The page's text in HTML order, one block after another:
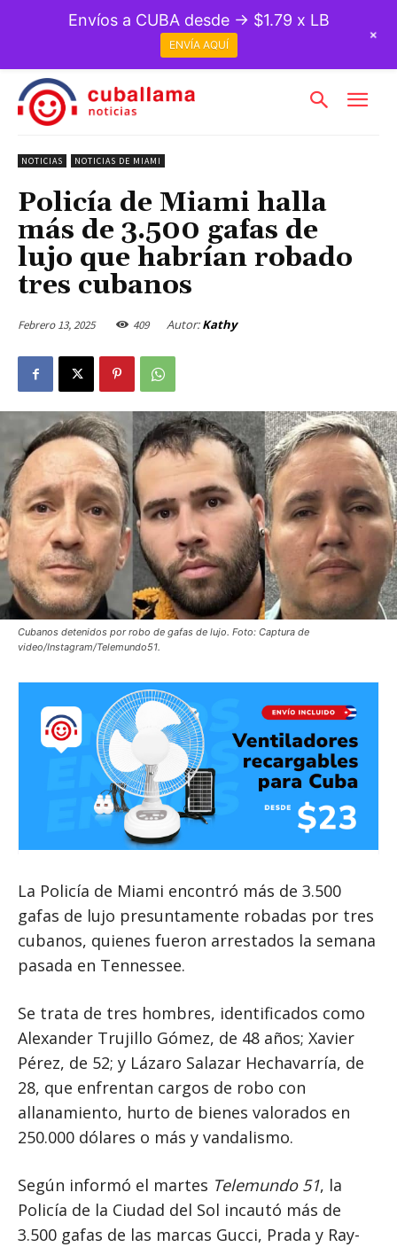
NOTICIAS NOTICIAS DE MIAMI
Policía de Miami halla
más de 3.500 gafas de
lujo que habrían robado
tres cubanos
Febrero 13, 2025 409 Autor: Kathy
Cubanos detenidos por robo de gafas de lujo. Foto: Captura de
video/Instagram/Telemundo51.
La Policía de Miami encontró más de 3.500
gafas de lujo presuntamente robadas por tres
cubanos, quienes fueron arrestados la semana
pasada en Tennessee.
Se trata de tres hombres, identificados como
Alexander Trujillo Gómez, de 48 años; Xavier
Pérez, de 52; y Lázaro Salazar Hechavarría, de
28, que enfrentan cargos de robo con
allanamiento, hurto de bienes valorados en
250.000 dólares o más y vandalismo.
Según informó el martes Telemundo 51, la
Policía de la Ciudad del Sol incautó más de
3.500 gafas de las marcas Gucci, Prada y Ray-
Envíos a CUBA desde → $1.79 x LB
ENVÍA AQUÍ
+